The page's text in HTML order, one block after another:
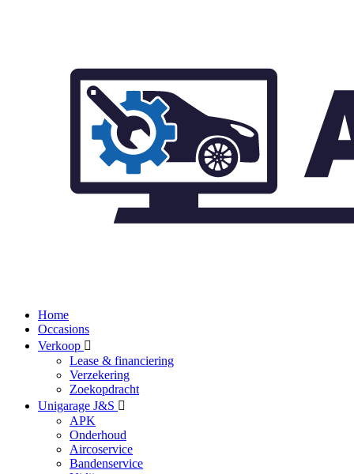
Home
Occasions
Verkoop
Lease & financiering
Verzekering
Zoekopdracht
Unigarage J&S
APK
Onderhoud
Aircoservice
Bandenservice